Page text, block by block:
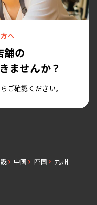
へ
舗の
ませんか？
ご確認ください。
中国 四国
九州